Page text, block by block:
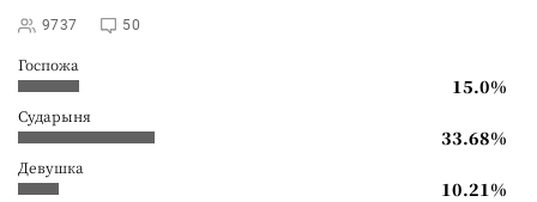
9737 50
Госпожа
15.0%
Сударыня
33.68%
Девушка
10.21%